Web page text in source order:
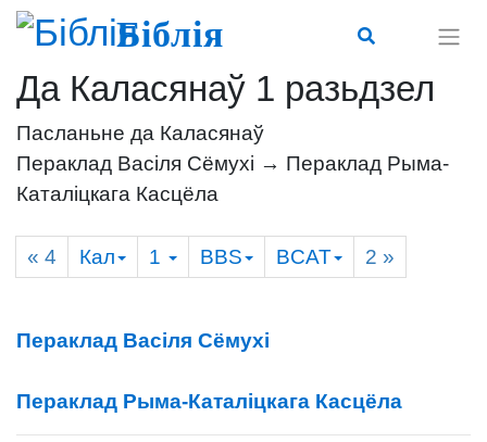
Біблія
Да Каласянаў 1 разьдзел
Пасланьне да Каласянаў
Пераклад Васіля Сёмухі → Пераклад Рыма-
Каталіцкага Касцёла
« 4 Кал 1 BBS BCAT 2 »
Пераклад Васіля Сёмухі
Пераклад Рыма-Каталіцкага Касцёла